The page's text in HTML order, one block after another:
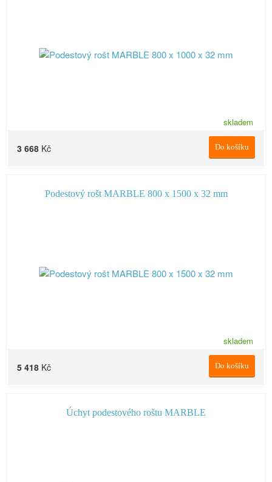
skladem
Do košíku
3 668 Kč
Podestový rošt MARBLE 800 x 1500 x 32 mm
skladem
Do košíku
5 418 Kč
Úchyt podestového roštu MARBLE